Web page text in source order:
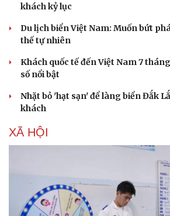
Văn hóa
Giải trí
khách kỷ lục
Du lịch biển Việt Nam: Muốn bứt
thế tự nhiên
Khách quốc tế đến Việt Nam 7
số nổi bật
Nhặt bỏ 'hạt sạn' để làng biển Đắk
khách
XÃ HỘI